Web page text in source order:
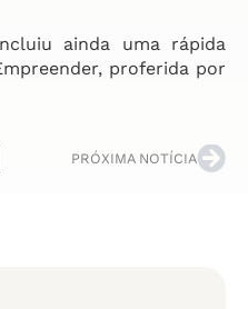
ainda uma rápida
proferida por
PRÓXIMA NOTÍCIA